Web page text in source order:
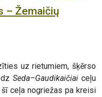
– Žemaičių
uz rietumiem, šķērso
Seda–Gaudikaičiaiceļu
ceļa nogriežas pa kreisi